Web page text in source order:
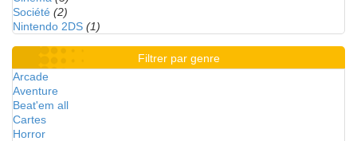
Société (2)
Nintendo 2DS (1)
Filtrer par genre
Arcade
Aventure
Beat'em all
Cartes
Horror